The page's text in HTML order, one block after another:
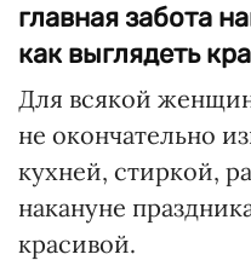
главная забота
как выглядеть
Для всякой
не окончательно
кухней, стиркой,
накануне
красивой.